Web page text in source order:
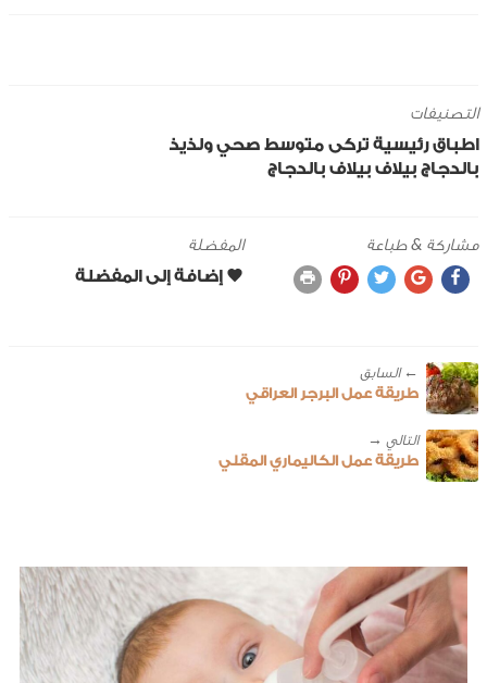
التصنيفات
اطباق رئيسية تركى متوسط صحي ولذيذ
بالدجاج بيلاف بيلاف بالدجاج
مشاركة & طباعة المفضلة
← ‎السابق
طريقة عمل البرجر العراقي
طريقة عمل الكاليماري المقلي